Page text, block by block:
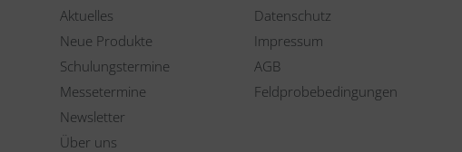
Aktuelles
Neue Produkte
Schulungstermine
Messetermine
Newsletter
Über uns
Datenschutz
Impressum
AGB
Feldprobebedingungen